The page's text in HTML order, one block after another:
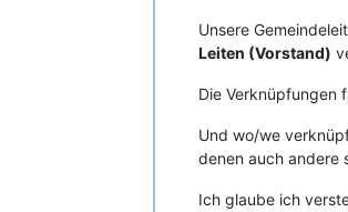
Unsere
Leiten (Vorstand)
Die Verknüpfungen
Und wo/we
denen auch andere
Ich glaube ich